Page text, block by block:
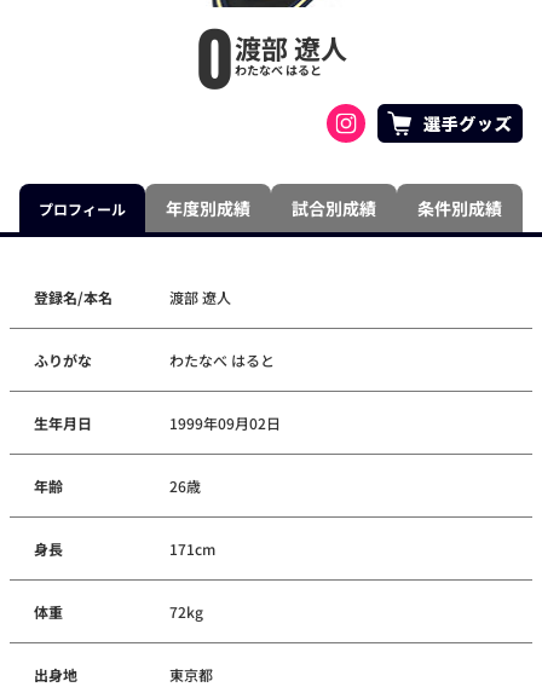
0渡部 遼人
わたなべ はると
プロフィール 年度別成績 試合別成績 条件別成績
登録名/本名 渡部 遼人
ふりがな わたなべ はると
生年月日 1999年09月02日
年齢 26歳
身長 171cm
体重 72kg
出身地 東京都